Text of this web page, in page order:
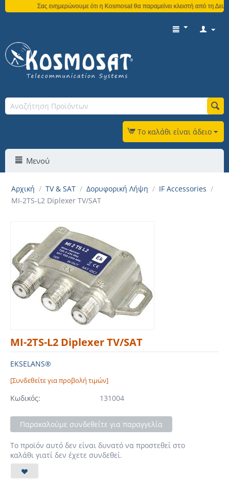
Σας ενημερώνουμε ότι η Kosmosat θα παραμείνει κλειστή από τη
Το καλάθι είναι άδειο
Μενού
Αρχική / TV & SAT / Δορυφορική Λήψη / IF Accessories /
MI-2TS-L2 Diplexer TV/SAT
MI-2TS-L2 Diplexer TV/SAT
EKSELANS®
[Συνδεθείτε για προβολή τιμών]
Κωδικός: 131004
Παρακαλούμε συνδεθείτε για παραγγελία
Το προϊόν αυτό δεν είναι δυνατό να προστεθεί στο
καλάθι γιατί δεν έχετε συνδεθεί.